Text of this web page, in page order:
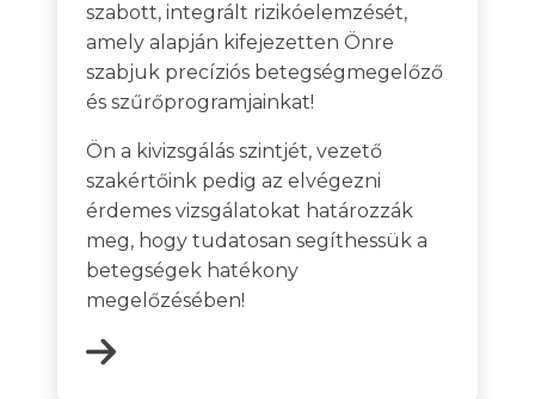
szabott, integrált rizikóelemzését,
amely alapján kifejezetten Önre
szabjuk precíziós betegségmegelőző
és szűrőprogramjainkat!
Ön a kivizsgálás szintjét, vezető
szakértőink pedig az elvégezni
érdemes vizsgálatokat határozzák
meg, hogy tudatosan segíthessük a
betegségek hatékony
megelőzésében!